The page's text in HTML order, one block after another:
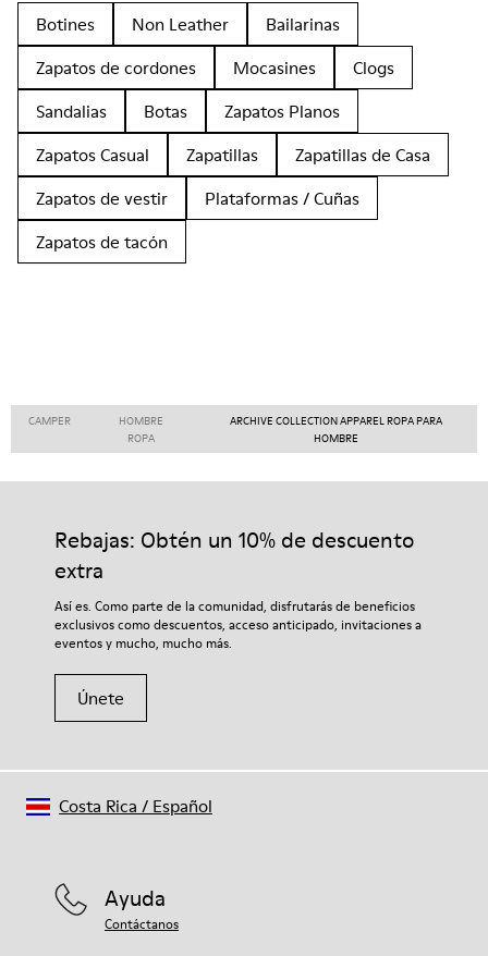
Botines Non Leather
Bailarinas
Zapatos de cordones
Mocasines
Clogs
Sandalias
Botas
Zapatos Planos
Zapatos Casual
Zapatillas
Zapatillas de Casa
Zapatos de vestir
Plataformas / Cuñas
Zapatos de tacón
CAMPER
HOMBRE
ROPA
ARCHIVE COLLECTION APPAREL ROPA PARA
HOMBRE
Rebajas: Obtén un 10% de descuento
extra
Así es. Como parte de la comunidad, disfrutarás de beneficios
exclusivos como descuentos, acceso anticipado, invitaciones a
eventos y mucho, mucho más.
Únete
Ayuda
Contáctanos
Costa Rica / Español